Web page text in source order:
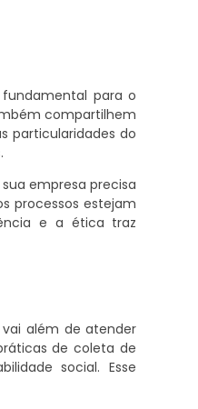
para o
compartilhem
particularidades do
empresa precisa
processos estejam
e a ética traz
além de atender
de coleta de
social. Esse